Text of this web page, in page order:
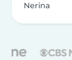
Nerina